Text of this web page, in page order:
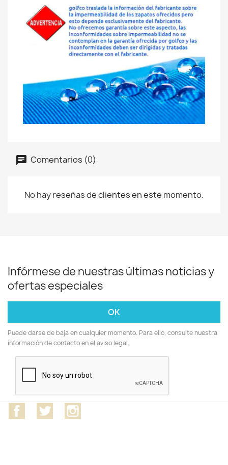
Comentarios (0)
No hay reseñas de clientes en este momento.
Infórmese de nuestras últimas noticias y
ofertas especiales
Puede darse de baja en cualquier momento. Para ello, consulte nuestra
información de contacto en el aviso legal.
FacebookTwitter